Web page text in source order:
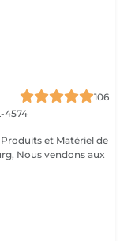
106
4574
et Matériel de